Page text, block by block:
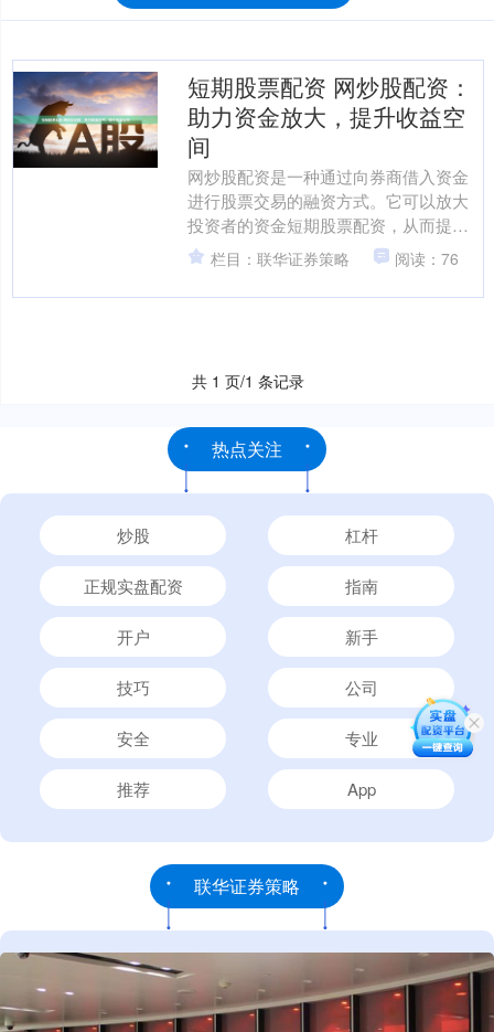
短期股票配资 网炒股配资：
助力资金放大，提升收益空
间
网炒股配资是一种通过向券商借入资金
进行股票交易的融资方式。它可以放大
投资者的资金短期股票配资，从而提升
收益空间。 另一个优势是它可以提供流
动性。股票配资资金通常....
栏目：联华证券策略 阅读：76
共 1 页/1 条记录
热点关注
炒股 杠杆
正规实盘配资 指南
开户 新手
技巧 公司
安全 专业
推荐 App
联华证券策略